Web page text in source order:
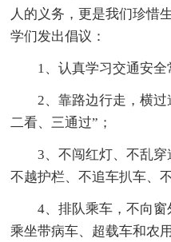
人的义务，更是我们珍惜
学们发出倡议：
1、认真学习交通安全
2、靠路边行走，横过
二看、三通过”；
3、不闯红灯、不乱穿
不越护栏、不追车扒车、
4、排队乘车，不向
乘坐带病车、超载车和农